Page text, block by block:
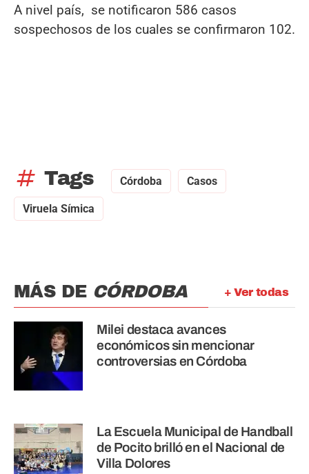
A nivel país, se notificaron 586 casos
sospechosos de los cuales se confirmaron 102.
tag Tags Córdoba Casos
Viruela Símica
+ Ver todas
MÁS DE CÓRDOBA
Milei destaca avances
económicos sin mencionar
controversias en Córdoba
La Escuela Municipal de Handball
de Pocito brilló en el Nacional de
Villa Dolores